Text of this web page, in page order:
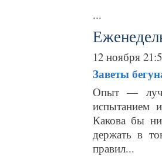
...
12 ноября
Заветы
Опыт —
испытанием
Какова бы
держать в
правил...